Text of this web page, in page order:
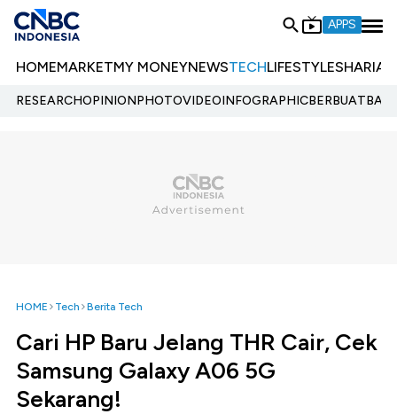
APPS
HOMEMARKETMY MONEYNEWSTECHLIFESTYLESHARIA
RESEARCHOPINIONPHOTOVIDEOINFOGRAPHIC
HOME Tech Berita Tech
Cari HP Baru Jelang THR Cair, Cek
Samsung Galaxy A06 5G
Sekarang!